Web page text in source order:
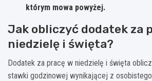
którym mowa powyżej.
Jak obliczyć dodatek za
niedzielę i święta?
Dodatek za pracę w niedzielę i święta
stawki godzinowej wynikającej z